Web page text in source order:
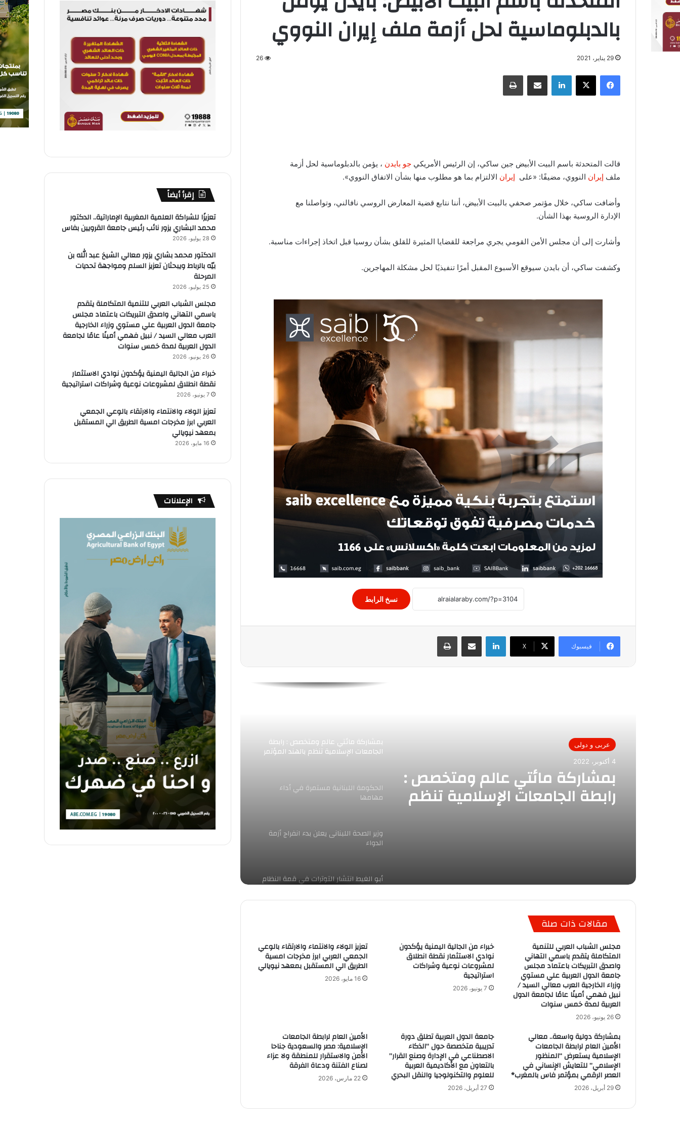
بالدبلوماسية لحل أزمة ملف إيران النووي
29 يناير، 2021 26
فيسبوك X لينكدإن مشاركة عبر البريد طباعة
قالت المتحدثة باسم البيت الأبيض جين ساكي، إن الرئيس الأمريكي جو بايدن ، يؤمن بالدبلوماسية لحل أزمة
ملف إيران النووي، مضيفًا: «على إيران الالتزام بما هو مطلوب منها بشأن الاتفاق النووي».
وأضافت ساكي، خلال مؤتمر صحفي بالبيت الأبيض، أننا نتابع قضية المعارض الروسي نافالني، وتواصلنا مع
الإدارة الروسية بهذا الشأن.
وأشارت إلى أن مجلس الأمن القومي يجري مراجعة للقضايا المثيرة للقلق بشأن روسيا قبل اتخاذ إجراءات مناسبة.
وكشفت ساكي، أن بايدن سيوقع الأسبوع المقبل أمرًا تنفيذيًا لحل مشكلة المهاجرين.
نسخ الرابط
فيسبوك X
لينكدإن مشاركة عبر البريد طباعة
عربى و دولى
4 أكتوبر، 2022
بمشاركة مائتي عالم ومتخصص :
رابطة الجامعات الإسلامية تنظم
بالهند المؤتمر الدولي: ” الشراكة
واس: قوات جوية سعودية تصل الإمارات
للمشاركة بمناورات “علم الصحراء 2021”
الاحتلال يقتحم منزل محافظ القدس لليوم
الثانى على التوالى
تعزيز التعاون بين مصر والسودان
الأرياني يدعو المجتمع الدولي لفتح تحقيق
عاجل في جرائم جماعة الحوثي بشأن
الأسرى
جهاز المخابرات الليبية.
بمشاركة مائتي عالم ومتخصص : رابطة
الجامعات الإسلامية تنظم بالهند المؤتمر
الحكومة اللبنانية مستمرة في أداء
مهامها
وزير الصحة اللبنانى يعلن بدء انفراج أزمة
الدواء
أبو الغيط انتشار التوترات في قمة النظام
الدولي يُقلل من فرص معالجة النزاعات
الإقليمية،
الاحتلال يقتحم منزل محافظ القدس لليوم
الثانى على التوالى
الأرياني يدعو المجتمع الدولي لفتح تحقيق
عاجل في جرائم جماعة الحوثي بشأن
الأسرى
الخميس، حسين محمد العائب بمهام رئيس
مقالات ذات صلة
مجلس الشباب العربي للتنمية
المتكاملة يتقدم باسمي التهاني
واصدق التبريكات باعتماد مجلس
جامعة الدول العربية علي مستوي
وزراء الخارجية العرب معالي السيد /
نبيل فهمي أمينًا عامًا لجامعة الدول
العربية لمدة خمس سنوات
26 يونيو، 2026
خبراء من الجالية اليمنية يؤكدون
نوادي الاستثمار نقطة انطلاق
لمشروعات نوعية وشراكات
استراتيجية
7 يونيو، 2026
تعزيز الولاء والانتماء والارتقاء بالوعي
الجمعي العربي ابرز مخرجات امسية
الطريق الي المستقبل بمعهد نيويالي
16 مايو، 2026
بمشاركة دولية واسعة.. معالي
الأمين العام لرابطة الجامعات
الإسلامية يستعرض “المنظور
الإسلامي” للتعايش الإنساني في
العصر الرقمي بمؤتمر فاس بالمغرب*
29 أبريل، 2026
جامعة الدول العربية تطلق دورة
تدريبية متخصصة حول “الذكاء
الاصطناعي في الإدارة وصنع القرار”
بالتعاون مع الأكاديمية العربية
للعلوم والتكنولوجيا والنقل البحري
27 أبريل، 2026
الأمين العام لرابطة الجامعات
الإسلامية: مصر والسعودية جناحا
الأمن والاستقرار للمنطقة ولا عزاء
لصناع الفتنة ودعاة الفرقة
22 مارس، 2026
إقرأ أيضاً
تعزيزًا للشراكة العلمية المغربية الإماراتية.. الدكتور
محمد البشاري يزور نائب رئيس جامعة القرويين بفاس
28 يوليو، 2026
الدكتور محمد بشاري يزور معالي الشيخ عبد الله بن
بيّه بالرباط ويبحثان تعزيز السلم ومواجهة تحديات
المرحلة
25 يوليو، 2026
مجلس الشباب العربي للتنمية المتكاملة يتقدم
باسمي التهاني واصدق التبريكات باعتماد مجلس
جامعة الدول العربية علي مستوي وزراء الخارجية
العرب معالي السيد / نبيل فهمي أمينًا عامًا لجامعة
الدول العربية لمدة خمس سنوات
26 يونيو، 2026
خبراء من الجالية اليمنية يؤكدون نوادي الاستثمار
نقطة انطلاق لمشروعات نوعية وشراكات استراتيجية
7 يونيو، 2026
تعزيز الولاء والانتماء والارتقاء بالوعي الجمعي
العربي ابرز مخرجات امسية الطريق الي المستقبل
بمعهد نيويالي
16 مايو، 2026
الإعلانات